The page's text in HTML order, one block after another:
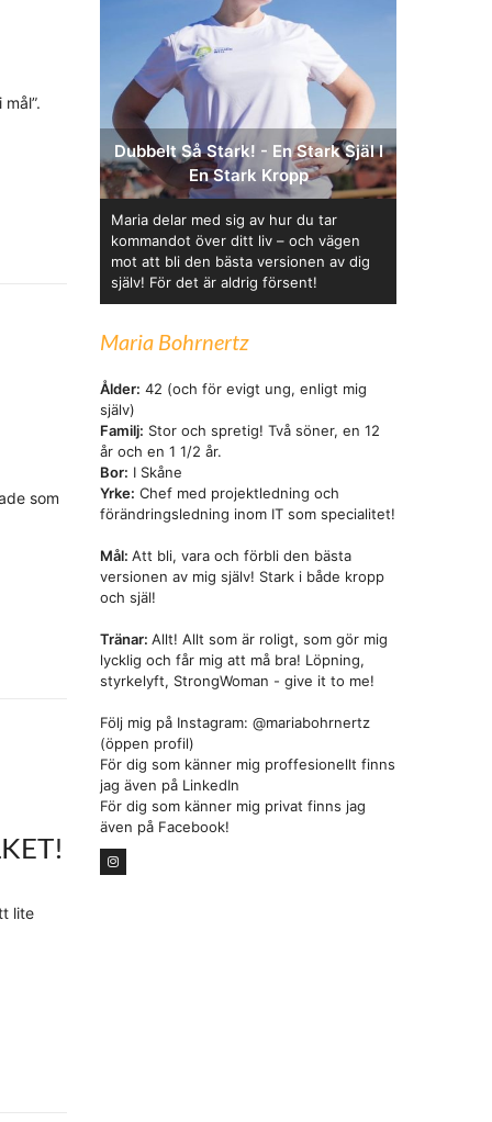
som
lite
Dubbelt Så Stark! - En Stark Själ I
En Stark Kropp
Maria delar med sig av hur du tar
kommandot över ditt liv – och vägen
mot att bli den bästa versionen av dig
själv! För det är aldrig försent!
Maria Bohrnertz
Ålder: 42 (och för evigt ung, enligt mig
själv)
Familj: Stor och spretig! Två söner, en 12
år och en 1 1/2 år.
Bor: I Skåne
Yrke: Chef med projektledning och
förändringsledning inom IT som specialitet!
Mål: Att bli, vara och förbli den bästa
versionen av mig själv! Stark i både kropp
och själ!
Tränar: Allt! Allt som är roligt, som gör mig
lycklig och får mig att må bra! Löpning,
styrkelyft, StrongWoman - give it to me!
Följ mig på Instagram: @mariabohrnertz
(öppen profil)
För dig som känner mig proffesionellt finns
jag även på LinkedIn
För dig som känner mig privat finns jag
även på Facebook!